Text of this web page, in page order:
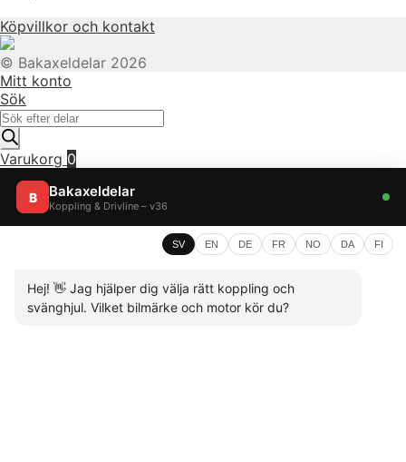
Köpvillkor och kontakt
© Bakaxeldelar 2026
Mitt konto
Sök
Produktsökning
Varukorg 0
B Bakaxeldelar
Koppling & Drivline – v36
SV EN DE FR NO DA FI
Hej! 👋 Jag hjälper dig välja rätt koppling och
svänghjul. Vilket bilmärke och motor kör du?